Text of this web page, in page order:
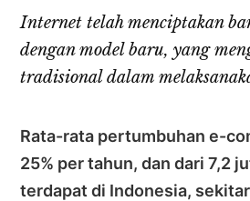
Internet telah menciptakan
dengan model baru, yang
tradisional dalam
Rata-rata pertumbuhan e-
25% per tahun, dan dari 7,2
terdapat di Indonesia,